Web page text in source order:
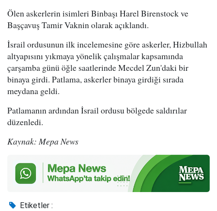
Ölen askerlerin isimleri Binbaşı Harel Birenstock ve
Başçavuş Tamir Vaknin olarak açıklandı.
İsrail ordusunun ilk incelemesine göre askerler, Hizbullah
altyapısını yıkmaya yönelik çalışmalar kapsamında
çarşamba günü öğle saatlerinde Mecdel Zun'daki bir
binaya girdi. Patlama, askerler binaya girdiği sırada
meydana geldi.
Patlamanın ardından İsrail ordusu bölgede saldırılar
düzenledi.
Kaynak: Mepa News
Etiketler :